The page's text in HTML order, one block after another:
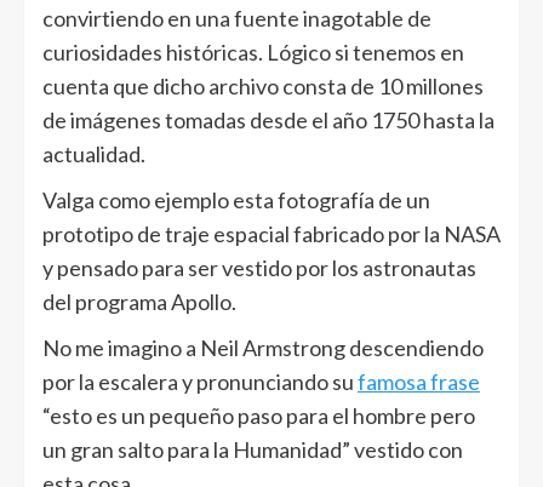
convirtiendo en una fuente inagotable de
curiosidades históricas. Lógico si tenemos en
cuenta que dicho archivo consta de 10 millones
de imágenes tomadas desde el año 1750 hasta la
actualidad.
Valga como ejemplo esta fotografía de un
prototipo de traje espacial fabricado por la NASA
y pensado para ser vestido por los astronautas
del programa Apollo.
No me imagino a Neil Armstrong descendiendo
por la escalera y pronunciando sufamosa frase
“esto es un pequeño paso para el hombre pero
un gran salto para la Humanidad” vestido con